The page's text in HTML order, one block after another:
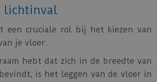
lichtinval
een cruciale rol bij het kiezen van
je vloer:
hebt dat zich in de breedte van
is het leggen van de vloer in